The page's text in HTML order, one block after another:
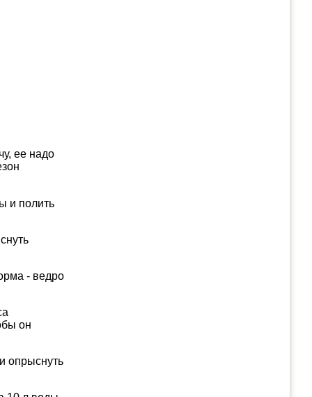
ее надо
и полить
- ведро
он
опрыснуть